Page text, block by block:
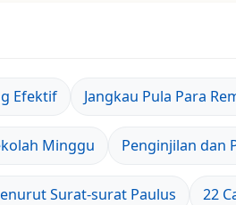
Efektif Jangkau Pula Para
Minggu Penginjilan dan
Surat-surat Paulus 22